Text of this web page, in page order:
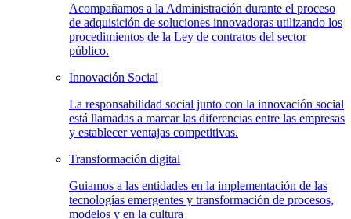
Acompañamos a la Administración durante el proceso
de adquisición de soluciones innovadoras utilizando los
procedimientos de la Ley de contratos del sector
público.
Innovación Social
La responsabilidad social junto con la innovación social
está llamadas a marcar las diferencias entre las empresas
y establecer ventajas competitivas.
Transformación digital
Guiamos a las entidades en la implementación de las
tecnologías emergentes y transformación de procesos,
modelos y en la cultura